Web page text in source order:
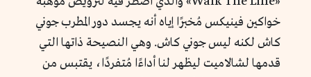
خواكين فينيكس مُخبرًا إياه أنه يجسد دور المطرب جوني
كاش لكنه ليس جوني كاش. وهي النصيحة ذاتها التي
قدمها لشالاميت ليظهر لنا أداءًا مُتفردًا، يقتبس من